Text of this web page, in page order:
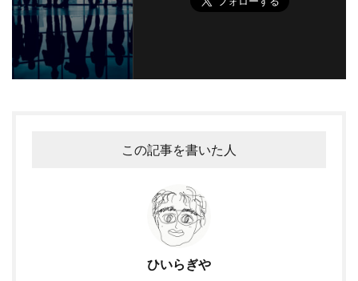
この記事を書いた人
ひいらぎや